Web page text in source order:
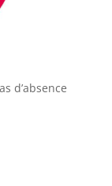
d’absence